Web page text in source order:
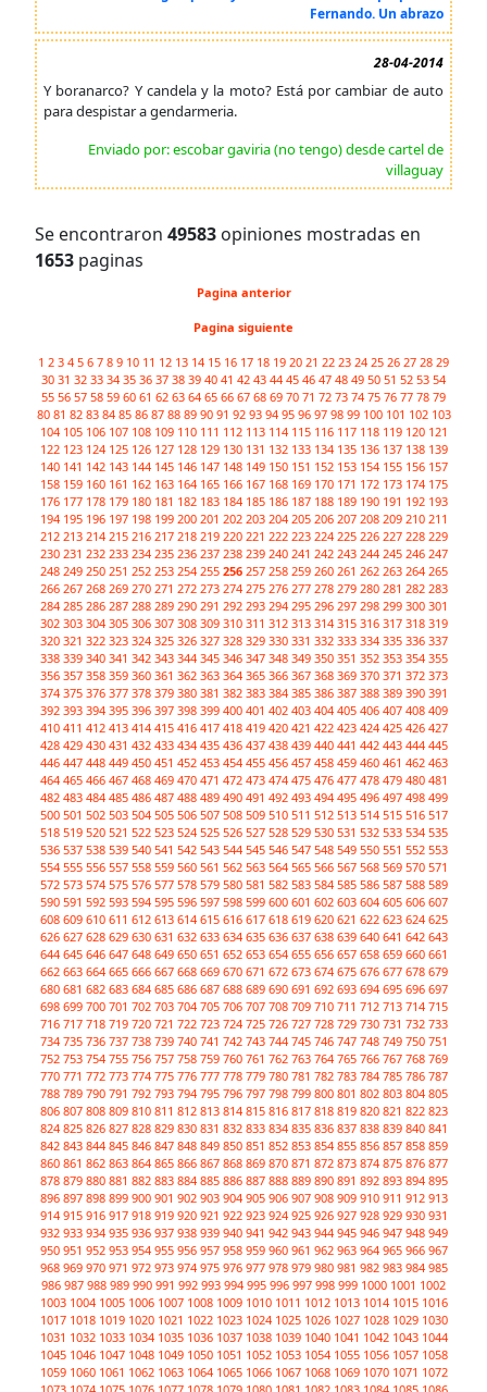
Fernando. Un abrazo
28-04-2014
Y boranarco? Y candela y la moto? Está por cambiar de auto
para despistar a gendarmeria.
Enviado por: escobar gaviria (no tengo) desde cartel de
villaguay
Se encontraron 49583 opiniones mostradas en
1653 paginas
Pagina anterior
Pagina siguiente
1 2 3 4 5 6 7 8 9 10 11 12 13 14 15 16 17 18 19 20 21 22 23 24 25 26 27 28 29
30 31 32 33 34 35 36 37 38 39 40 41 42 43 44 45 46 47 48 49 50 51 52 53 54
55 56 57 58 59 60 61 62 63 64 65 66 67 68 69 70 71 72 73 74 75 76 77 78 79
80 81 82 83 84 85 86 87 88 89 90 91 92 93 94 95 96 97 98 99 100 101 102 103
104 105 106 107 108 109 110 111 112 113 114 115 116 117 118 119 120 121
122 123 124 125 126 127 128 129 130 131 132 133 134 135 136 137 138 139
140 141 142 143 144 145 146 147 148 149 150 151 152 153 154 155 156 157
158 159 160 161 162 163 164 165 166 167 168 169 170 171 172 173 174 175
176 177 178 179 180 181 182 183 184 185 186 187 188 189 190 191 192 193
194 195 196 197 198 199 200 201 202 203 204 205 206 207 208 209 210 211
212 213 214 215 216 217 218 219 220 221 222 223 224 225 226 227 228 229
230 231 232 233 234 235 236 237 238 239 240 241 242 243 244 245 246 247
248 249 250 251 252 253 254 255 256 257 258 259 260 261 262 263 264 265
266 267 268 269 270 271 272 273 274 275 276 277 278 279 280 281 282 283
284 285 286 287 288 289 290 291 292 293 294 295 296 297 298 299 300 301
302 303 304 305 306 307 308 309 310 311 312 313 314 315 316 317 318 319
320 321 322 323 324 325 326 327 328 329 330 331 332 333 334 335 336 337
338 339 340 341 342 343 344 345 346 347 348 349 350 351 352 353 354 355
356 357 358 359 360 361 362 363 364 365 366 367 368 369 370 371 372 373
374 375 376 377 378 379 380 381 382 383 384 385 386 387 388 389 390 391
392 393 394 395 396 397 398 399 400 401 402 403 404 405 406 407 408 409
410 411 412 413 414 415 416 417 418 419 420 421 422 423 424 425 426 427
428 429 430 431 432 433 434 435 436 437 438 439 440 441 442 443 444 445
446 447 448 449 450 451 452 453 454 455 456 457 458 459 460 461 462 463
464 465 466 467 468 469 470 471 472 473 474 475 476 477 478 479 480 481
482 483 484 485 486 487 488 489 490 491 492 493 494 495 496 497 498 499
500 501 502 503 504 505 506 507 508 509 510 511 512 513 514 515 516 517
518 519 520 521 522 523 524 525 526 527 528 529 530 531 532 533 534 535
536 537 538 539 540 541 542 543 544 545 546 547 548 549 550 551 552 553
554 555 556 557 558 559 560 561 562 563 564 565 566 567 568 569 570 571
572 573 574 575 576 577 578 579 580 581 582 583 584 585 586 587 588 589
590 591 592 593 594 595 596 597 598 599 600 601 602 603 604 605 606 607
608 609 610 611 612 613 614 615 616 617 618 619 620 621 622 623 624 625
626 627 628 629 630 631 632 633 634 635 636 637 638 639 640 641 642 643
644 645 646 647 648 649 650 651 652 653 654 655 656 657 658 659 660 661
662 663 664 665 666 667 668 669 670 671 672 673 674 675 676 677 678 679
680 681 682 683 684 685 686 687 688 689 690 691 692 693 694 695 696 697
698 699 700 701 702 703 704 705 706 707 708 709 710 711 712 713 714 715
716 717 718 719 720 721 722 723 724 725 726 727 728 729 730 731 732 733
734 735 736 737 738 739 740 741 742 743 744 745 746 747 748 749 750 751
752 753 754 755 756 757 758 759 760 761 762 763 764 765 766 767 768 769
770 771 772 773 774 775 776 777 778 779 780 781 782 783 784 785 786 787
788 789 790 791 792 793 794 795 796 797 798 799 800 801 802 803 804 805
806 807 808 809 810 811 812 813 814 815 816 817 818 819 820 821 822 823
824 825 826 827 828 829 830 831 832 833 834 835 836 837 838 839 840 841
842 843 844 845 846 847 848 849 850 851 852 853 854 855 856 857 858 859
860 861 862 863 864 865 866 867 868 869 870 871 872 873 874 875 876 877
878 879 880 881 882 883 884 885 886 887 888 889 890 891 892 893 894 895
896 897 898 899 900 901 902 903 904 905 906 907 908 909 910 911 912 913
914 915 916 917 918 919 920 921 922 923 924 925 926 927 928 929 930 931
932 933 934 935 936 937 938 939 940 941 942 943 944 945 946 947 948 949
950 951 952 953 954 955 956 957 958 959 960 961 962 963 964 965 966 967
968 969 970 971 972 973 974 975 976 977 978 979 980 981 982 983 984 985
986 987 988 989 990 991 992 993 994 995 996 997 998 999 1000 1001 1002
1003 1004 1005 1006 1007 1008 1009 1010 1011 1012 1013 1014 1015 1016
1017 1018 1019 1020 1021 1022 1023 1024 1025 1026 1027 1028 1029 1030
1031 1032 1033 1034 1035 1036 1037 1038 1039 1040 1041 1042 1043 1044
1045 1046 1047 1048 1049 1050 1051 1052 1053 1054 1055 1056 1057 1058
1059 1060 1061 1062 1063 1064 1065 1066 1067 1068 1069 1070 1071 1072